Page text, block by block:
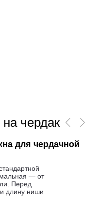
чердак
для чердачной
— от
Перед
и длину ниши